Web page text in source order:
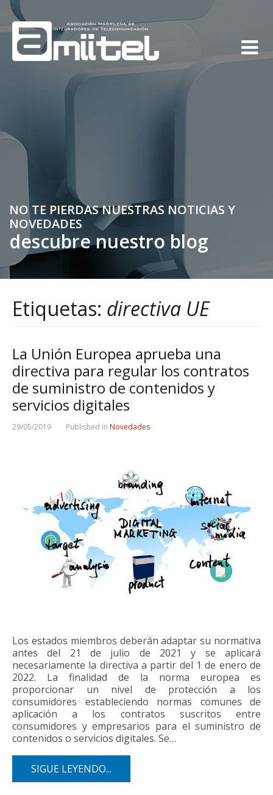
NO TE PIERDAS NUESTRAS NOTICIAS Y
NOVEDADES
descubre nuestro blog
Etiquetas: directiva UE
La Unión Europea aprueba una
directiva para regular los contratos
de suministro de contenidos y
servicios digitales
29/05/2019 Published in Novedades
Los estados miembros deberán adaptar su normativa
antes del 21 de julio de 2021 y se aplicará
necesariamente la directiva a partir del 1 de enero de
2022. La finalidad de la norma europea es
proporcionar un nivel de protección a los
consumidores estableciendo normas comunes de
aplicación a los contratos suscritos entre
consumidores y empresarios para el suministro de
contenidos o servicios digitales. Se…
SIGUE LEYENDO...